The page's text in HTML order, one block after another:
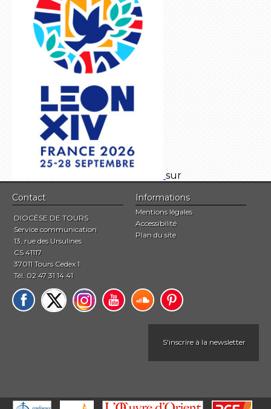
sur
Contact
DIOCÈSE DE TOURS
Service communication
13, rue des Ursulines
CS 41117
37011 Tours Cedex 1
Tél. 02 47 31 14 41
Informations
Mentions légales
Accessibilité
Plan du site
S'inscrire à la newsletter